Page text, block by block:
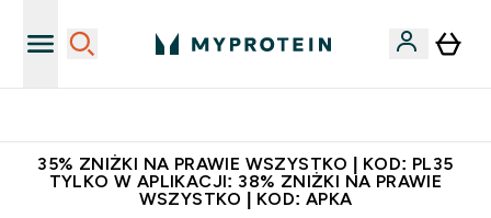
35% ZNIŻKI NA PRAWIE WSZYSTKO | KOD: PL35
TYLKO W APLIKACJI: 38% ZNIŻKI NA PRAWIE
WSZYSTKO | KOD: APKA